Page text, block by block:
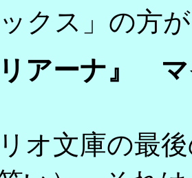
クス」の方
リアーナ』
オ文庫の最